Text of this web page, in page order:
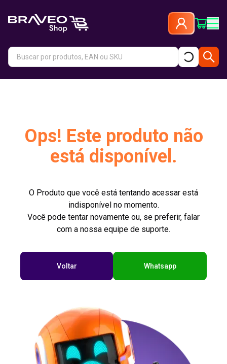
Ops! Este produto não
está disponível.
O Produto que você está tentando acessar está
indisponível no momento.
Você pode tentar novamente ou, se preferir, falar
com a nossa equipe de suporte.
Voltar Whatsapp